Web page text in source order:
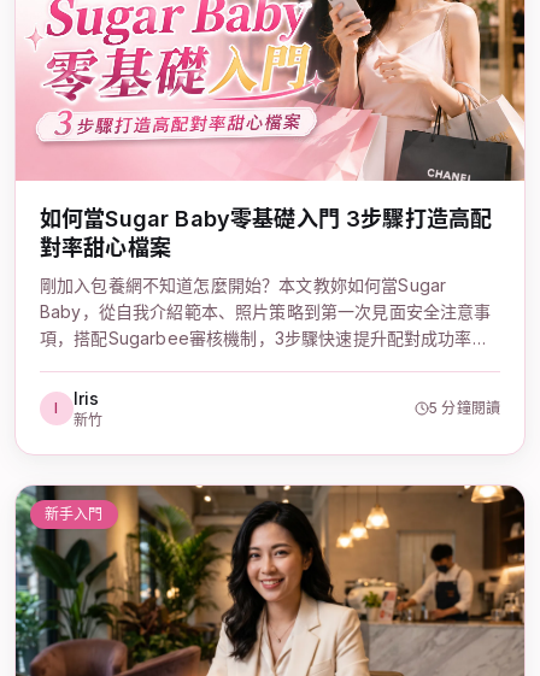
如何當Sugar Baby零基礎入門 3步驟打造高配
對率甜心檔案
剛加入包養網不知道怎麼開始？本文教妳如何當Sugar
Baby，從自我介紹範本、照片策略到第一次見面安全注意事
項，搭配Sugarbee審核機制，3步驟快速提升配對成功率，
I Iris
新竹
5 分鐘閱讀
新手入門